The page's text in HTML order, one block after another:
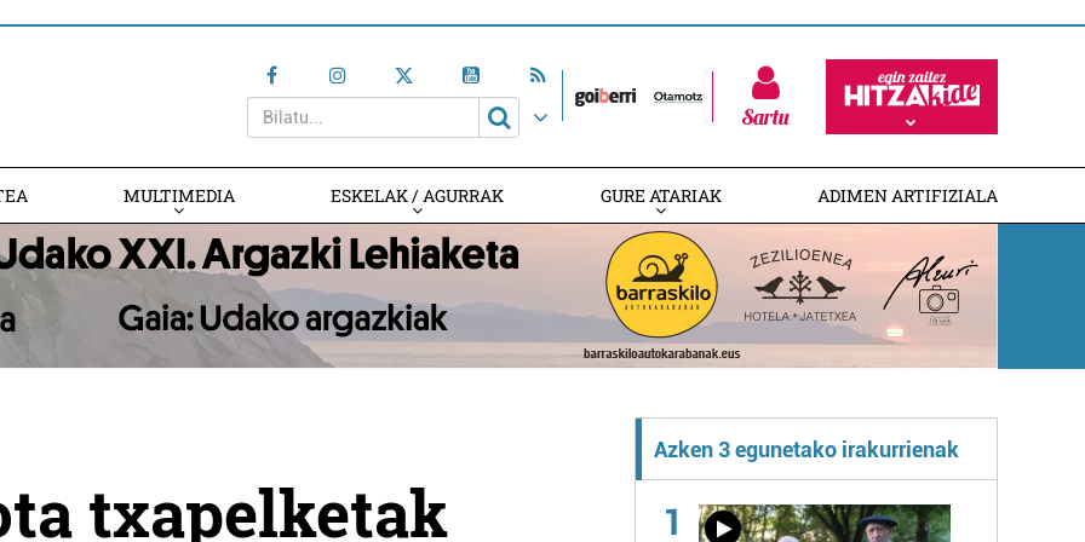
Sartu
MULTIMEDIA ESKELAK / AGURRAK GURE ATARIAK ADIMEN ARTIFIZIALA
txapelketak
Azken 3 egunetako irakurrienak
1